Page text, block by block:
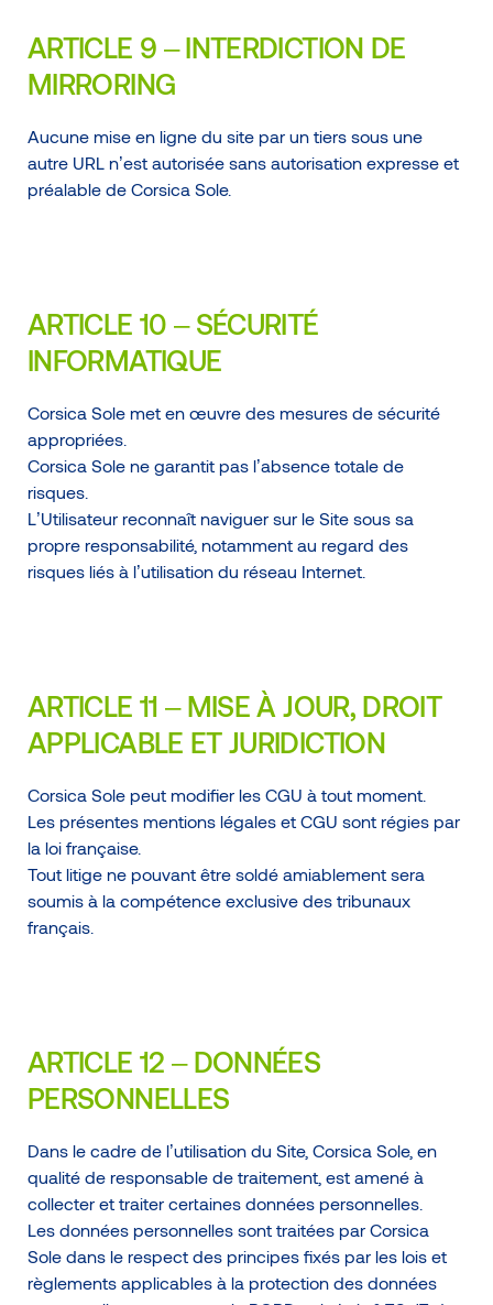
ARTICLE 9 – INTERDICTION DE
MIRRORING
Aucune mise en ligne du site par un tiers sous une
autre URL n’est autorisée sans autorisation expresse et
préalable de Corsica Sole.
ARTICLE 10 – SÉCURITÉ
INFORMATIQUE
Corsica Sole met en œuvre des mesures de sécurité
appropriées.
Corsica Sole ne garantit pas l’absence totale de
risques.
L’Utilisateur reconnaît naviguer sur le Site sous sa
propre responsabilité, notamment au regard des
risques liés à l’utilisation du réseau Internet.
ARTICLE 11 – MISE À JOUR, DROIT
APPLICABLE ET JURIDICTION
Corsica Sole peut modifier les CGU à tout moment.
Les présentes mentions légales et CGU sont régies par
la loi française.
Tout litige ne pouvant être soldé amiablement sera
soumis à la compétence exclusive des tribunaux
français.
ARTICLE 12 – DONNÉES
PERSONNELLES
Dans le cadre de l’utilisation du Site, Corsica Sole, en
qualité de responsable de traitement, est amené à
collecter et traiter certaines données personnelles.
Les données personnelles sont traitées par Corsica
Sole dans le respect des principes fixés par les lois et
règlements applicables à la protection des données